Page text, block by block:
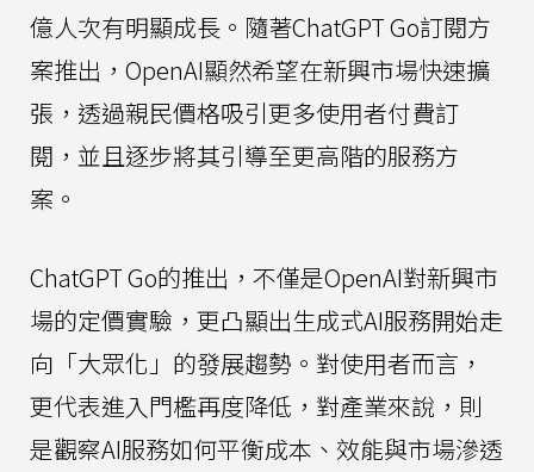
億人次有明顯成長。隨著ChatGPT Go訂閱方
案推出，OpenAI顯然希望在新興市場快速擴
張，透過親民價格吸引更多使用者付費訂
閱，並且逐步將其引導至更高階的服務方
案。
ChatGPT Go的推出，不僅是OpenAI對新興市
場的定價實驗，更凸顯出生成式AI服務開始走
向「大眾化」的發展趨勢。對使用者而言，
更代表進入門檻再度降低，對產業來說，則
是觀察AI服務如何平衡成本、效能與市場滲透